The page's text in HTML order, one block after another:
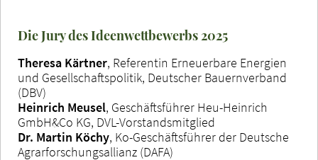
Die Jury des Ideenwettbewerbs 2025
Theresa Kärtner, Referentin Erneuerbare Energien
und Gesellschaftspolitik, Deutscher Bauernverband
(DBV)
Heinrich Meusel, Geschäftsführer Heu-Heinrich
GmbH&Co KG, DVL-Vorstandsmitglied
Dr. Martin Köchy, Ko-Geschäftsführer der Deutsche
Agrarforschungsallianz (DAFA)